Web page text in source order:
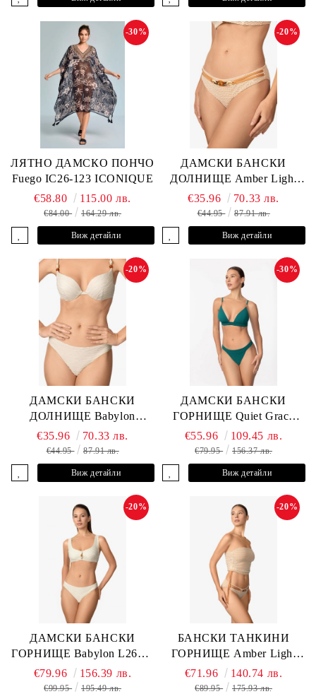
ЛЯТНО ДАМСКО ПОНЧО
Fuego IC26-123 ICONIQUE
-30%
€58.80 115.00 лв.
€84.00 164.29 лв.
Виж детайли
ДАМСКИ БАНСКИ
ДОЛНИЩЕ Amber Light
L2605-Z-MCB MARC &
ANDRE
-20%
€35.96 70.33 лв.
€44.95 87.91 лв.
Виж детайли
ДАМСКИ БАНСКИ
ДОЛНИЩЕ Babylon
L2613-Z-MTB MARC &
ANDRE
-20%
€35.96 70.33 лв.
€44.95 87.91 лв.
Виж детайли
ДАМСКИ БАНСКИ
ГОРНИЩЕ Quiet Grace
L2607-Y-352 MARC &
ANDRE
-30%
€55.96 109.45 лв.
€79.95 156.37 лв.
Виж детайли
ДАМСКИ БАНСКИ
ГОРНИЩЕ Babylon L2613-
YP-682 MARC & ANDRE
-20%
€79.96 156.39 лв.
€99.95 195.49 лв.
БАНСКИ ТАНКИНИ
ГОРНИЩЕ Amber Light
L2605-Y-803 MARC &
ANDRE
-20%
€71.96 140.74 лв.
€89.95 175.93 лв.